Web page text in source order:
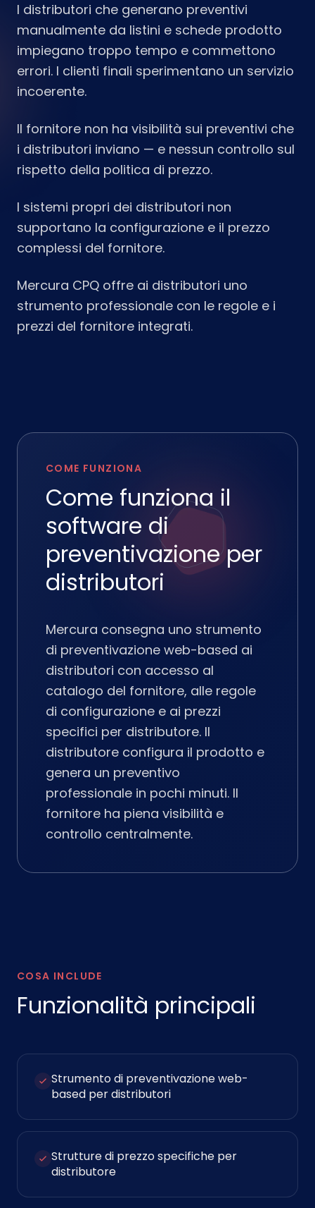
I distributori che generano preventivi
manualmente da listini e schede prodotto
impiegano troppo tempo e commettono
errori. I clienti finali sperimentano un servizio
incoerente.
Il fornitore non ha visibilità sui preventivi che
i distributori inviano — e nessun controllo sul
rispetto della politica di prezzo.
I sistemi propri dei distributori non
supportano la configurazione e il prezzo
complessi del fornitore.
Mercura CPQ offre ai distributori uno
strumento professionale con le regole e i
prezzi del fornitore integrati.
COME FUNZIONA
Come funziona il
software di
preventivazione per
distributori
Mercura consegna uno strumento
di preventivazione web-based ai
distributori con accesso al
catalogo del fornitore, alle regole
di configurazione e ai prezzi
specifici per distributore. Il
distributore configura il prodotto e
genera un preventivo
professionale in pochi minuti. Il
fornitore ha piena visibilità e
controllo centralmente.
COSA INCLUDE
Funzionalità principali
Strumento di preventivazione web-
based per distributori
Strutture di prezzo specifiche per
distributore